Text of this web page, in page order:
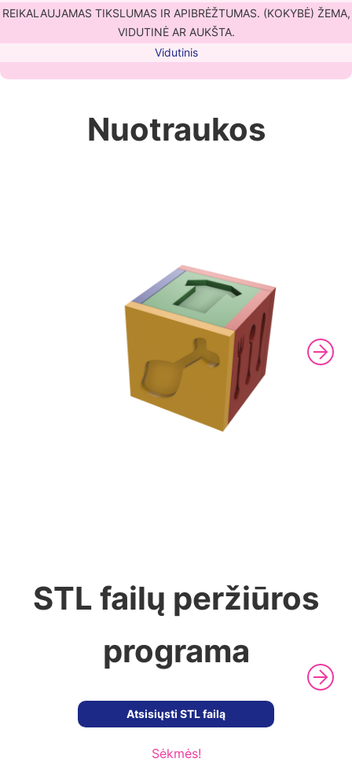
REIKALAUJAMAS TIKSLUMAS IR APIBRĖŽTUMAS. (KOKYBĖ) ŽEMA,
VIDUTINĖ AR AUKŠTA.
Vidutinis
Nuotraukos
STL failų peržiūros
programa
Atsisiųsti STL failą
Sėkmės!